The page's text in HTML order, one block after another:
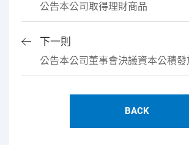
公告本公司取得理財商品
下一則
公告本公司董事會決議資本公積
BACK